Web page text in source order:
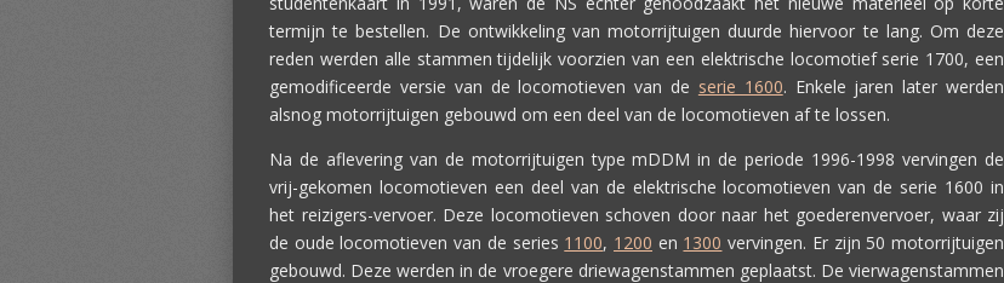
termijn te bestellen. De ontwikkeling van motorrijtuigen duurde hiervoor te lang. Om deze
reden werden alle stammen tijdelijk voorzien van een elektrische locomotief serie 1700, een
gemodificeerde versie van de locomotieven van de serie 1600. Enkele jaren later werden
alsnog motorrijtuigen gebouwd om een deel van de locomotieven af te lossen.
Na de aflevering van de motorrijtuigen type mDDM in de periode 1996-1998 vervingen de
vrij-gekomen locomotieven een deel van de elektrische locomotieven van de serie 1600 in
het reizigers-vervoer. Deze locomotieven schoven door naar het goederenvervoer, waar zij
de oude locomotieven van de series 1100, 1200 en 1300 vervingen. Er zijn 50 motorrijtuigen
gebouwd. Deze werden in de vroegere driewagenstammen geplaatst. De vierwagenstammen